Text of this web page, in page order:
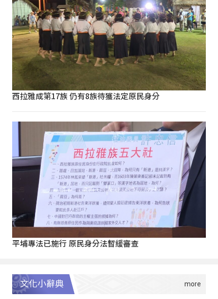
西拉雅成第17族 仍有8族待獲法定原民身分
平埔專法已施行 原民身分法暫緩審查
文化小辭典